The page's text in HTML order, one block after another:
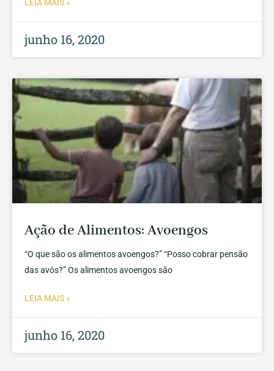
LEIA MAIS »
junho 16, 2020
Ação de Alimentos: Avoengos
“O que são os alimentos avoengos?” “Posso cobrar pensão
das avós?” Os alimentos avoengos são
LEIA MAIS »
junho 16, 2020